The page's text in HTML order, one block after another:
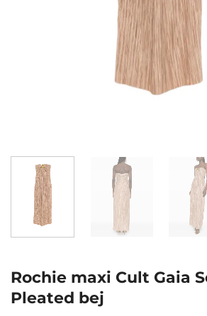
Rochie maxi Cult Gaia
Pleated bej